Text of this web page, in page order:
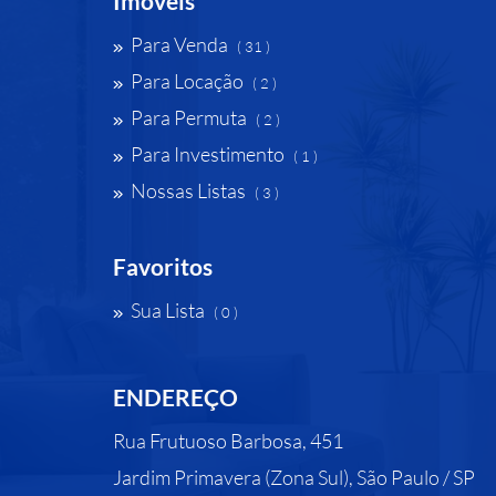
Para Venda ( 31 )
Para Locação ( 2 )
Para Permuta ( 2 )
Para Investimento ( 1 )
Nossas Listas ( 3 )
Favoritos
Sua Lista ( 0 )
ENDEREÇO
Rua Frutuoso Barbosa, 451
Jardim Primavera (Zona Sul), São Paulo / SP